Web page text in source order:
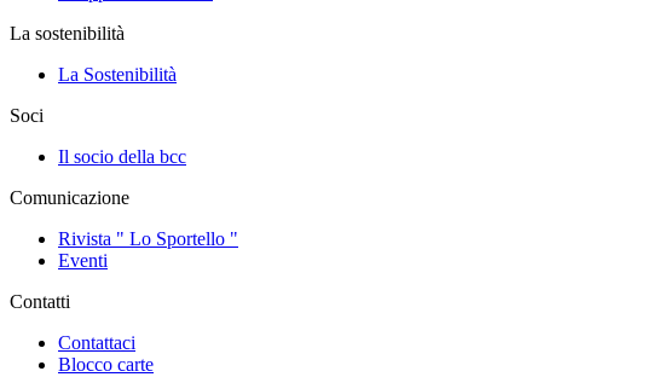
La sostenibilità
La Sostenibilità
Soci
Il socio della bcc
Comunicazione
Rivista " Lo Sportello "
Eventi
Contatti
Contattaci
Blocco carte